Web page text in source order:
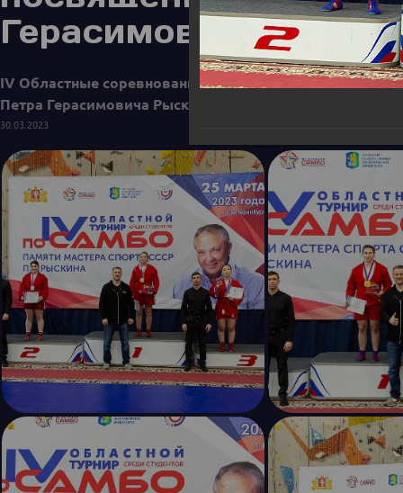
Герасимовича
IV Областные соревнования по самбо среди мужчин и
Петра Герасимовича Рыскина
30.03.2023